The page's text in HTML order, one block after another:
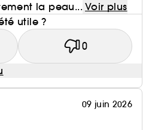
la peau... Voir plus
utile ?
0
09 juin 2026